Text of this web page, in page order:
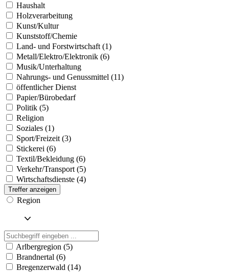
Haushalt
Holzverarbeitung
Kunst/Kultur
Kunststoff/Chemie
Land- und Forstwirtschaft (1)
Metall/Elektro/Elektronik (6)
Musik/Unterhaltung
Nahrungs- und Genussmittel (11)
öffentlicher Dienst
Papier/Bürobedarf
Politik (5)
Religion
Soziales (1)
Sport/Freizeit (3)
Stickerei (6)
Textil/Bekleidung (6)
Verkehr/Transport (5)
Wirtschaftsdienste (4)
Treffer anzeigen
Region
Arlbergregion (5)
Brandnertal (6)
Bregenzerwald (14)